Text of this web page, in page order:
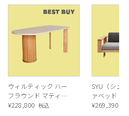
ウィルティック ハー
フラウンド マティエ
ラ塗装 ダイニングテ
¥228,800 税込
SYU（シュ
ァベッド（
ル）190cm
¥269,390